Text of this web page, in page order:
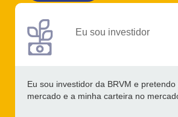
Eu sou investidor
Eu sou investidor da BRVM e
mercado e a minha carteira no